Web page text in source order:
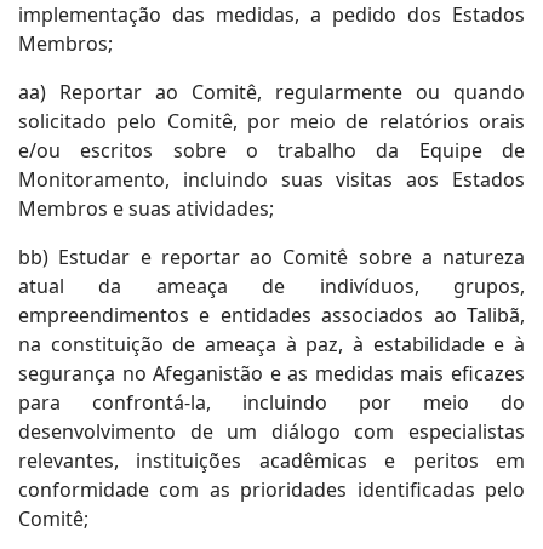
implementação das medidas, a pedido dos Estados
Membros;
aa) Reportar ao Comitê, regularmente ou quando
solicitado pelo Comitê, por meio de relatórios orais
e/ou escritos sobre o trabalho da Equipe de
Monitoramento, incluindo suas visitas aos Estados
Membros e suas atividades;
bb) Estudar e reportar ao Comitê sobre a natureza
atual da ameaça de indivíduos, grupos,
empreendimentos e entidades associados ao Talibã,
na constituição de ameaça à paz, à estabilidade e à
segurança no Afeganistão e as medidas mais eficazes
para confrontá-la, incluindo por meio do
desenvolvimento de um diálogo com especialistas
relevantes, instituições acadêmicas e peritos em
conformidade com as prioridades identificadas pelo
Comitê;